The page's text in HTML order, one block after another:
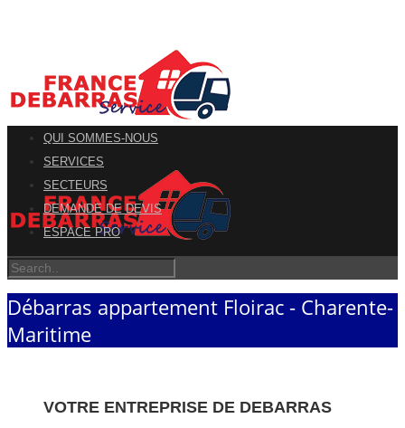
QUI SOMMES-NOUS
SERVICES
SECTEURS
DEMANDE DE DEVIS
ESPACE PRO
Débarras appartement Floirac - Charente-
Maritime
VOTRE ENTREPRISE DE DEBARRAS